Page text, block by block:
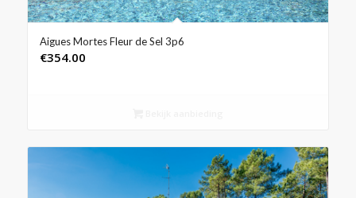
Aigues Mortes Fleur de Sel 3p6
€354.00